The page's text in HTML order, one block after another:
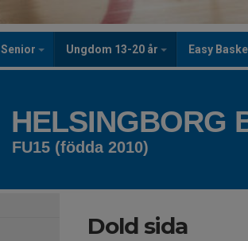
Senior Ungdom 13-20 år Easy
HELSINGBORG
FU15 (födda 2010)
Dold sida